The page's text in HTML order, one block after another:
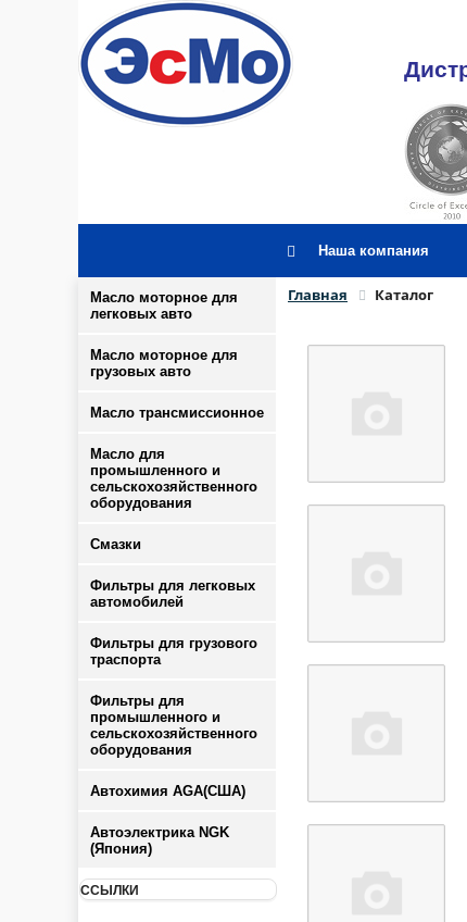
Наша компания
Масло моторное для
легковых авто
Масло моторное для
грузовых авто
Масло трансмиссионное
Масло для
промышленного и
сельскохозяйственного
оборудования
Смазки
Фильтры для легковых
автомобилей
Фильтры для грузового
траспорта
Фильтры для
промышленного и
сельскохозяйственного
оборудования
Автохимия AGA(США)
Автоэлектрика NGK
(Япония)
ССЫЛКИ
Главная Каталог